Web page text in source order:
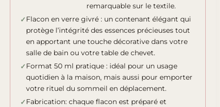
remarquable sur le textile.
Flacon en verre givré : un contenant élégant qui
protège l’intégrité des essences précieuses tout
en apportant une touche décorative dans votre
salle de bain ou votre table de chevet.
Format 50 ml pratique : idéal pour un usage
quotidien à la maison, mais aussi pour emporter
votre rituel du sommeil en déplacement.
Fabrication: chaque flacon est préparé et